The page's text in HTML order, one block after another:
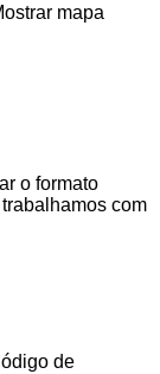
mapa
o formato
trabalhamos com
de